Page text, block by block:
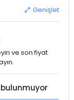
Genişlet
ve son fiyat